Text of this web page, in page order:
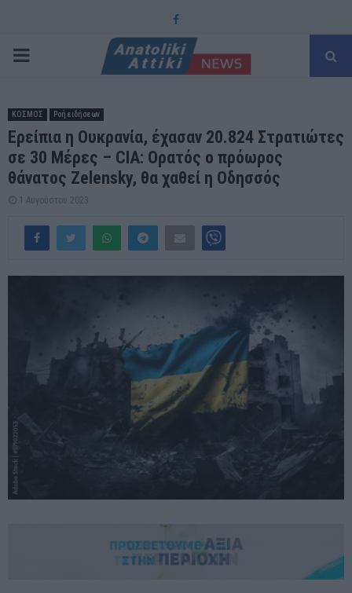
Facebook
PRIMARY
ΚΟΣΜΟΣ Ροή ειδήσεων
Ερείπια η Ουκρανία, έχασαν 20.824 Στρατιώτες
σε 30 Μέρες – CIA: Ορατός ο πρόωρος
θάνατος Zelensky, θα χαθεί η Οδησσός
1 Αυγούστου 2023